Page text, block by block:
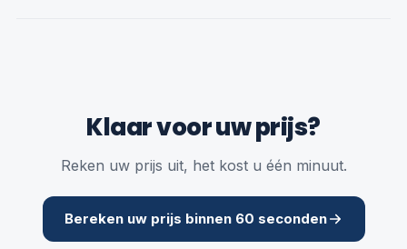
Klaar voor uw prijs?
Reken uw prijs uit, het kost u één minuut.
Bereken uw prijs binnen 60 seconden